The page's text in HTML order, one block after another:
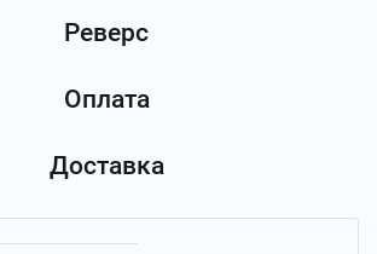
Реверс
Оплата
Доставка